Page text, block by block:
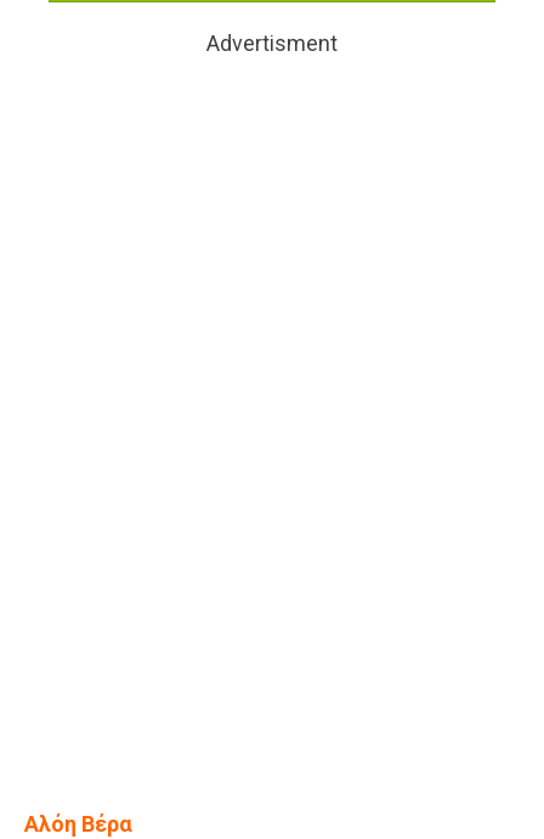
Advertisment
Αλόη Βέρα